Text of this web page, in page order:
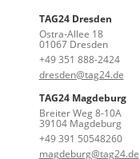
TAG24 Dresden
Ostra-Allee 18
01067 Dresden
+49 351 888-2424
dresden@tag24.de
TAG24 Magdeburg
Breiter Weg 8-10A
39104 Magdeburg
+49 391 50548260
magdeburg@tag24.de